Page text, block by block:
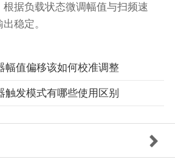
根据负载状态微调幅值与扫频速
稳定。
幅值偏移该如何校准调整
触发模式有哪些使用区别